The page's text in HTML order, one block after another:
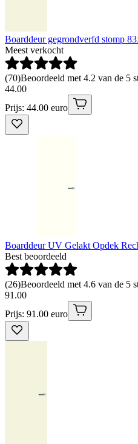
Boarddeur gegrondverfd stomp
Meest verkocht
(70)Beoordeeld met 4.2 van de 5
44.00
Prijs: 44.00 euro
Boarddeur UV Gelakt Opdek
Best beoordeeld
(26)Beoordeeld met 4.6 van de 5
91 .00
Prijs: 91.00 euro